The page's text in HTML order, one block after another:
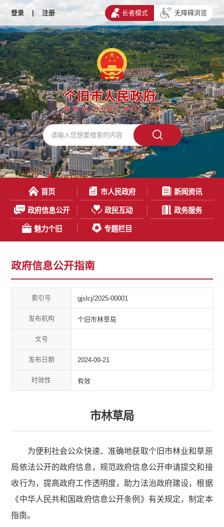
登录 | 注册 长者模式 无障碍浏览
首页 市人民政府 新闻资讯
政府信息公开 政民互动 政务服务
魅力个旧 专题栏目
政府信息公开指南
索引号 gjslcj/2025-00001
发布机构 个旧市林草局
文号
发布日期 2024-09-21
时效性 有效
市林草局
为便利社会公众快速、准确地获取个旧市林业和草原
局依法公开的政府信息，规范政府信息公开申请提交和接
收行为，提高政府工作透明度，助力法治政府建设，根据
《中华人民共和国政府信息公开条例》有关规定，制定本
指南。